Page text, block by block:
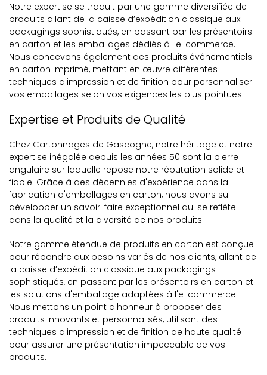
Notre expertise se traduit par une gamme diversifiée de
produits allant de la caisse d’expédition classique aux
packagings sophistiqués, en passant par les présentoirs
en carton et les emballages dédiés à l'e-commerce.
Nous concevons également des produits événementiels
en carton imprimé, mettant en œuvre différentes
techniques d'impression et de finition pour personnaliser
vos emballages selon vos exigences les plus pointues.
Expertise et Produits de Qualité
Chez Cartonnages de Gascogne, notre héritage et notre
expertise inégalée depuis les années 50 sont la pierre
angulaire sur laquelle repose notre réputation solide et
fiable. Grâce à des décennies d'expérience dans la
fabrication d'emballages en carton, nous avons su
développer un savoir-faire exceptionnel qui se reflète
dans la qualité et la diversité de nos produits.
Notre gamme étendue de produits en carton est conçue
pour répondre aux besoins variés de nos clients, allant de
la caisse d’expédition classique aux packagings
sophistiqués, en passant par les présentoirs en carton et
les solutions d'emballage adaptées à l'e-commerce.
Nous mettons un point d'honneur à proposer des
produits innovants et personnalisés, utilisant des
techniques d'impression et de finition de haute qualité
pour assurer une présentation impeccable de vos
produits.